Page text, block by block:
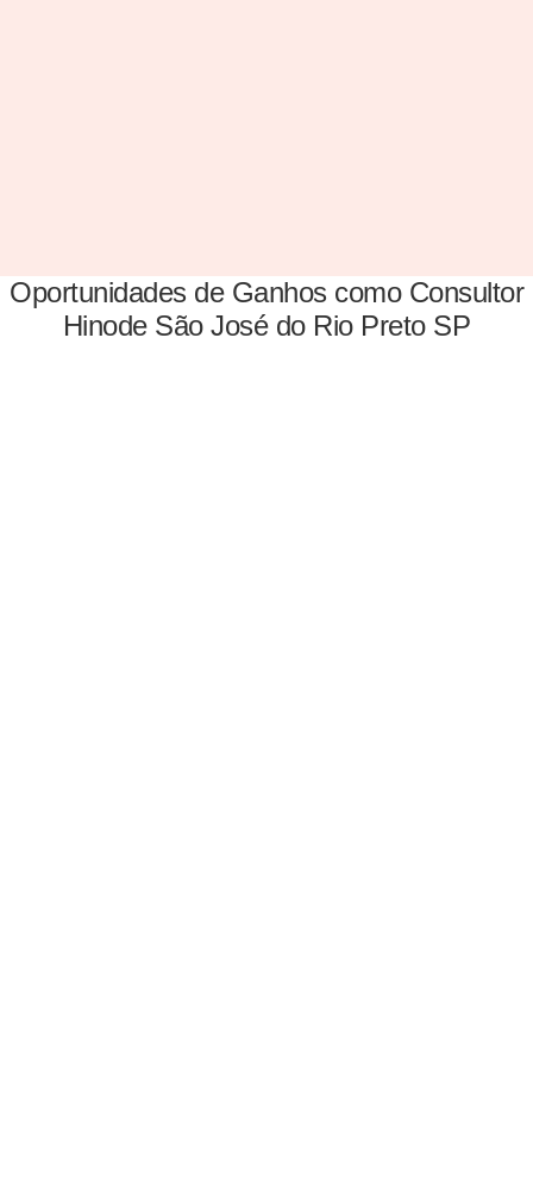
Oportunidades de Ganhos como Consultor
Hinode São José do Rio Preto SP